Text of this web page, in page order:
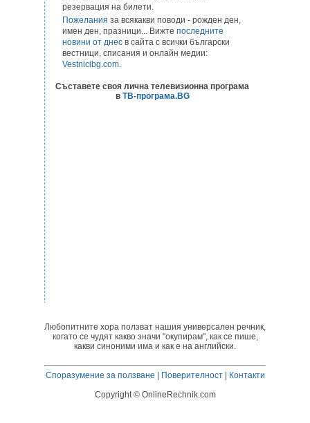
резервация на билети.
Пожелания за всякакви поводи - рожден ден,
имен ден, празници... Вижте последните
новини от днес в сайта с всички български
вестници, списания и онлайн медии:
Vestnicibg.com.
Съставете своя лична телевизионна програма
в ТВ-програма.BG
Любопитните хора ползват нашия универсален речник,
когато се чудят какво значи "окупирам", как се пише,
какви синоними има и как е на английски.
Споразумение за ползване Поверителност|
Контакти
Copyright © OnlineRechnik.com